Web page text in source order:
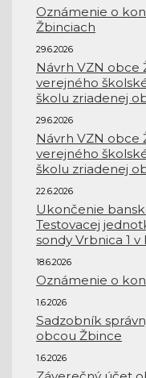
Oznámenie o
Žbinciach
29.6.2026
Návrh VZN obce
verejného
školu zriadenej
29.6.2026
Návrh VZN obce
verejného
školu zriadenej
22.6.2026
Ukončenie
Testovacej
sondy Vrbnica 1
18.6.2026
Oznámenie o
1.6.2026
Sadzobník
obcou Žbince
1.6.2026